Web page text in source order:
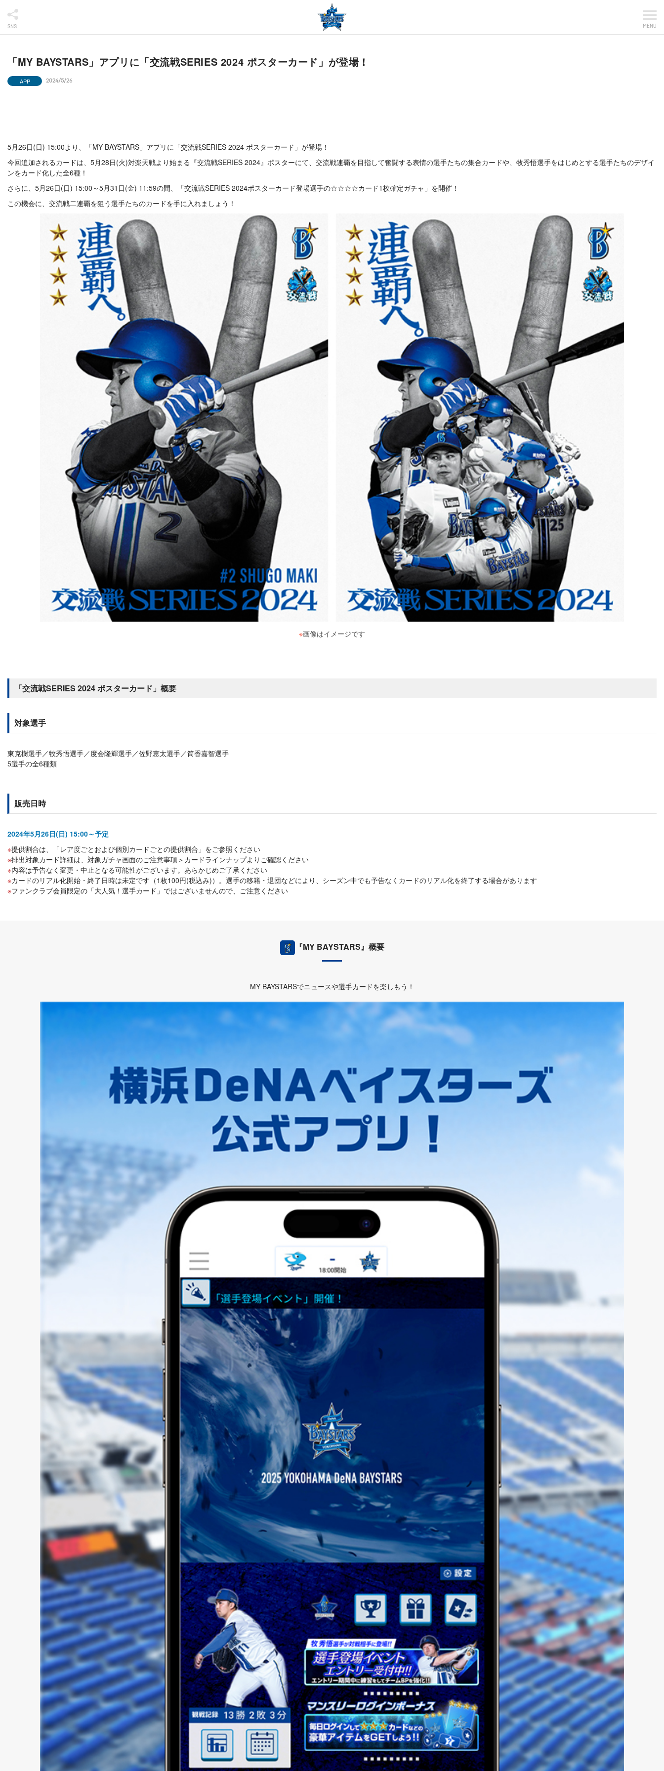
SNS MENU
「MY BAYSTARS」アプリに「交流戦SERIES 2024 ポスターカード」が登場！
APP 2024/5/26
5月26日(日) 15:00より、「MY BAYSTARS」アプリに「交流戦SERIES 2024 ポスターカード」が登場！
今回追加されるカードは、5月28日(火)対楽天戦より始まる『交流戦SERIES 2024』ポスターにて、交流戦連覇を目指して奮闘する表情の選手たちの集合カードや、牧秀悟選手をはじめとする選手たちのデザイ
ンをカード化した全6種！
さらに、5月26日(日) 15:00～5月31日(金) 11:59の間、「交流戦SERIES 2024ポスターカード登場選手の☆☆☆☆カード1枚確定ガチャ」を開催！
この機会に、交流戦二連覇を狙う選手たちのカードを手に入れましょう！
※画像はイメージです
「交流戦SERIES 2024 ポスターカード」概要
対象選手
東克樹選手／牧秀悟選手／度会隆輝選手／佐野恵太選手／筒香嘉智選手
5選手の全6種類
販売日時
2024年5月26日(日) 15:00～予定
提供割合は、「レア度ごとおよび個別カードごとの提供割合」をご参照ください
排出対象カード詳細は、対象ガチャ画面のご注意事項＞カードラインナップよりご確認ください
内容は予告なく変更・中止となる可能性がございます。あらかじめご了承ください
カードのリアル化開始・終了日時は未定です（1枚100円(税込み)）。選手の移籍・退団などにより、シーズン中でも予告なくカードのリアル化を終了する場合があります
ファンクラブ会員限定の「大人気！選手カード」ではございませんので、ご注意ください
『MY BAYSTARS』概要
MY BAYSTARSでニュースや選手カードを楽しもう！